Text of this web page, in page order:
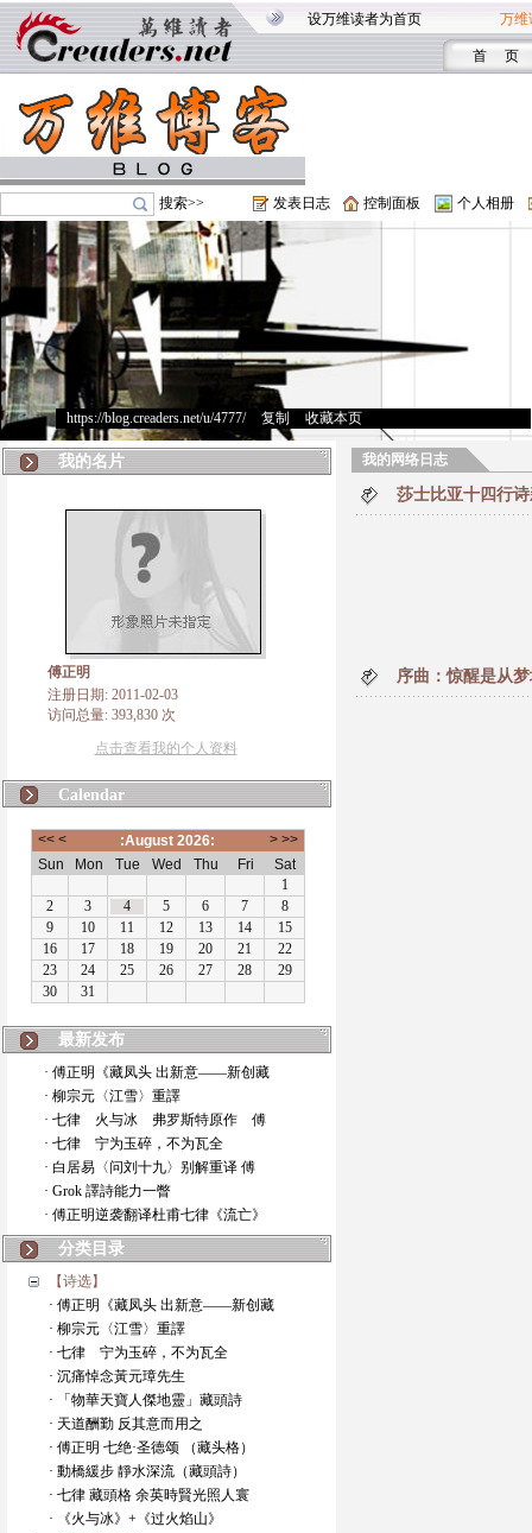
设万维读者为首页 万维
首 页
搜索>> 发表日志 控制面板 个人相册
https://blog.creaders.net/u/4777/> 复制 收藏本页
我的名片
傅正明
注册日期: 2011-02-03
访问总量: 393,830 次
点击查看我的个人资料
Calendar
最新发布
· 傅正明《藏凤头 出新意——新创藏
· 柳宗元〈江雪〉重譯
· 七律 火与冰 弗罗斯特原作 傅
· 七律 宁为玉碎，不为瓦全
· 白居易〈问刘十九〉别解重译 傅
· Grok 譯詩能力一瞥
· 傅正明逆袭翻译杜甫七律《流亡》
分类目录
【诗选】
· 傅正明《藏凤头 出新意——新创藏
· 柳宗元〈江雪〉重譯
· 七律 宁为玉碎，不为瓦全
· 沉痛悼念黃元璋先生
· 「物華天寶人傑地靈」藏頭詩
· 天道酬勤 反其意而用之
· 傅正明 七绝·圣德颂 （藏头格）
· 動橋緩步 靜水深流（藏頭詩）
· 七律 藏頭格 余英時賢光照人寰
· 《火与冰》+《过火焰山》
我的网络日志
莎士比亚十四行
序曲：惊醒是从